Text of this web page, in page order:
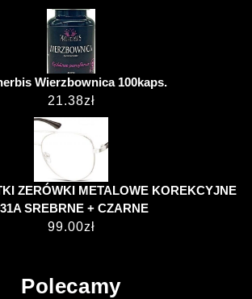
Wierzbownica 100kaps.
21.38zł
ZERÓWKI METALOWE KOREKCYJNE
SREBRNE + CZARNE
99.00zł
Polecamy